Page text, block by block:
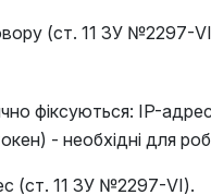
(ст. 11 ЗУ №2297-
фіксуються: IP-
- необхідні для
(ст. 11 ЗУ №2297-VI).